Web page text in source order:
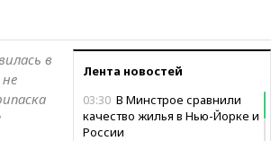
Лента новостей
03:30 В Минстрое сравнили
качество жилья в Нью-Йорке и
России
в